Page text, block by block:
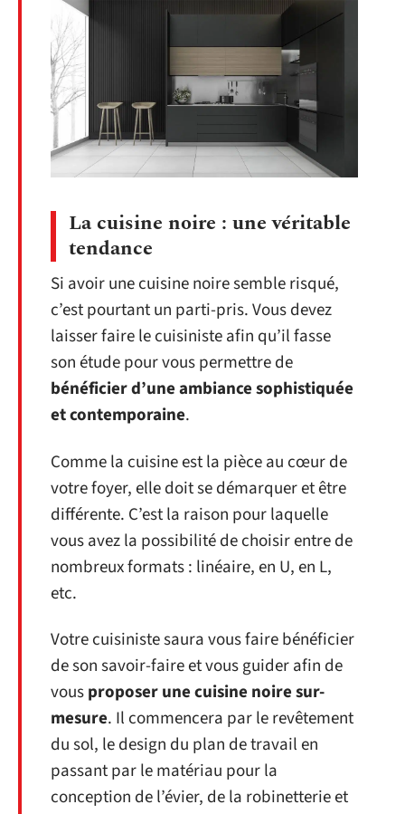
La cuisine noire : une véritable
tendance
Si avoir une cuisine noire semble risqué,
c’est pourtant un parti-pris. Vous devez
laisser faire le cuisiniste afin qu’il fasse
son étude pour vous permettre de
bénéficier d’une ambiance sophistiquée
et contemporaine.
Comme la cuisine est la pièce au cœur de
votre foyer, elle doit se démarquer et être
différente. C’est la raison pour laquelle
vous avez la possibilité de choisir entre de
nombreux formats : linéaire, en U, en L,
etc.
Votre cuisiniste saura vous faire bénéficier
de son savoir-faire et vous guider afin de
vousproposer une cuisine noire sur-
mesure. Il commencera par le revêtement
du sol, le design du plan de travail en
passant par le matériau pour la
conception de l’évier, de la robinetterie et